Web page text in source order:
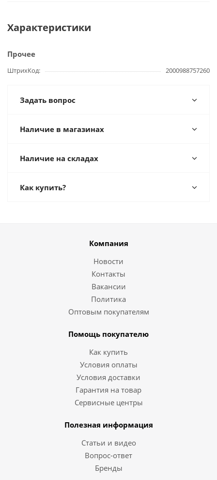
Характеристики
Прочее
ШтрихКод 2000988757260
Задать вопрос
Наличие в магазинах
Наличие на складах
Как купить?
Компания
Новости
Контакты
Вакансии
Политика
Оптовым покупателям
Помощь покупателю
Как купить
Условия оплаты
Условия доставки
Гарантия на товар
Сервисные центры
Полезная информация
Статьи и видео
Вопрос-ответ
Бренды